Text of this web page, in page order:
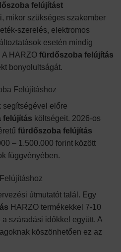
felújítást
mikor szükséges szakember
szerelés, elektromos
esetén mindig
A HARZO fürdőszoba felújítás
bonyolultságát.
Felújításhoz
segítségével előre
felújítás költségeit. 2026-os
fürdőszoba felújítás
– 1.500.000 forint között
függvényében.
útmutatót talál. Egy
HARZO termékekkel 7-10
száradási időkkel együtt. A
köszönhetően ez az